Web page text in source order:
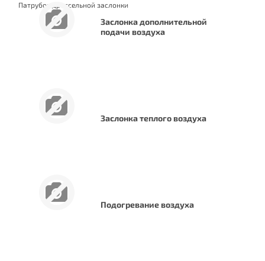
Патрубок дроссельной заслонки
Заслонка дополнительной
подачи воздуха
Заслонка теплого воздуха
Подогревание воздуха